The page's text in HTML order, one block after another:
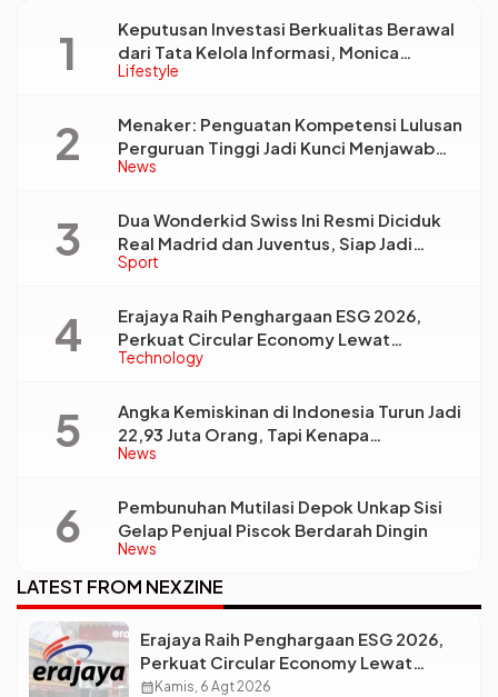
Lifestyle
Keputusan Investasi Berkualitas Berawal
dari Tata Kelola Informasi, Monica
Triyadi: Bukan Sekadar Analisis
News
Menaker: Penguatan Kompetensi Lulusan
Perguruan Tinggi Jadi Kunci Menjawab
Kebutuhan Dunia Kerja
Sport
Dua Wonderkid Swiss Ini Resmi Diciduk
Real Madrid dan Juventus, Siap Jadi
Bintang Baru Eropa
Technology
Erajaya Raih Penghargaan ESG 2026,
Perkuat Circular Economy Lewat
Pengelolaan Limbah Berkelanjutan
News
Angka Kemiskinan di Indonesia Turun Jadi
22,93 Juta Orang, Tapi Kenapa
Ketimpangan Desa dan Kota Malah Makin
News
Pembunuhan Mutilasi Depok Unkap Sisi
Gelap Penjual Piscok Berdarah Dingin
LATEST FROM NEXZINE
Erajaya Raih Penghargaan ESG 2026,
Perkuat Circular Economy Lewat
Pengelolaan Limbah Berkelanjutan
calendar_monthKamis, 6 Agt 2026